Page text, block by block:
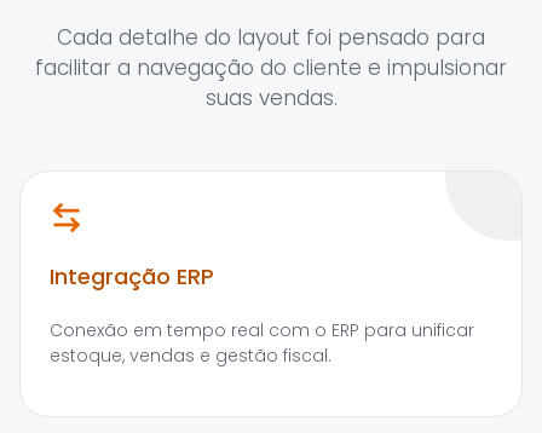
Cada detalhe do layout foi pensado para
facilitar a navegação do cliente e impulsionar
suas vendas.
Integração ERP
Conexão em tempo real com o ERP para unificar
estoque, vendas e gestão fiscal.